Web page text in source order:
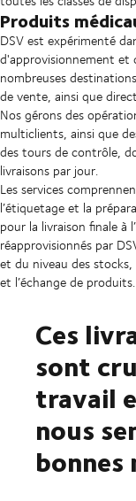
Produits
DSV est expérimenté
d'approvisionnement et
nombreuses
de vente, ainsi que
Nos gérons des
multiclients, ainsi que
des tours de contrôle,
livraisons par jour.
Les services
l’étiquetage et la
pour la livraison finale à
réapprovisionnés par
et du niveau des stocks,
et l’échange de produits.
Ces
sont
travail
nous
bonnes